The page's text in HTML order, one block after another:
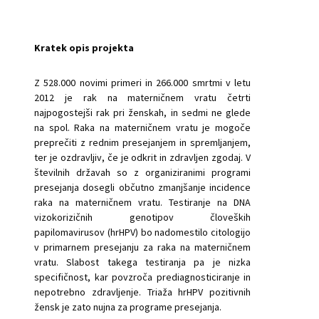
Kratek opis projekta
Z 528.000 novimi primeri in 266.000 smrtmi v letu
2012 je rak na materničnem vratu četrti
najpogostejši rak pri ženskah, in sedmi ne glede
na spol. Raka na materničnem vratu je mogoče
preprečiti z rednim presejanjem in spremljanjem,
ter je ozdravljiv, če je odkrit in zdravljen zgodaj. V
številnih državah so z organiziranimi programi
presejanja dosegli občutno zmanjšanje incidence
raka na materničnem vratu. Testiranje na DNA
vizokorizičnih genotipov človeških
papilomavirusov (hrHPV) bo nadomestilo citologijo
v primarnem presejanju za raka na materničnem
vratu. Slabost takega testiranja pa je nizka
specifičnost, kar povzroča prediagnosticiranje in
nepotrebno zdravljenje. Triaža hrHPV pozitivnih
žensk je zato nujna za programe presejanja.